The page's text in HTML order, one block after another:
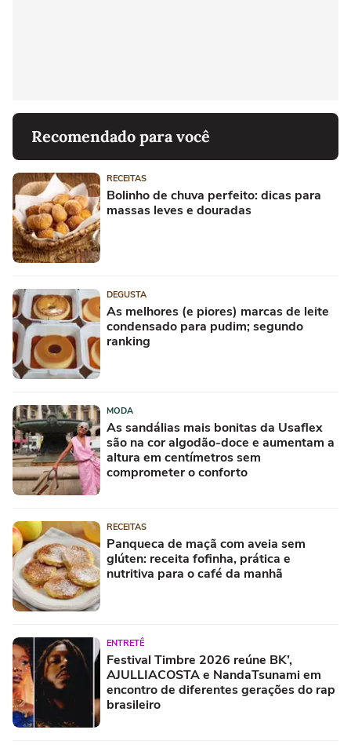
Recomendado para você
RECEITAS
Bolinho de chuva perfeito: dicas para
massas leves e douradas
DEGUSTA
As melhores (e piores) marcas de leite
condensado para pudim; segundo
ranking
MODA
As sandálias mais bonitas da Usaflex
são na cor algodão-doce e aumentam a
altura em centímetros sem
comprometer o conforto
RECEITAS
Panqueca de maçã com aveia sem
glúten: receita fofinha, prática e
nutritiva para o café da manhã
ENTRETÊ
Festival Timbre 2026 reúne BK’,
AJULLIACOSTA e NandaTsunami em
encontro de diferentes gerações do rap
brasileiro